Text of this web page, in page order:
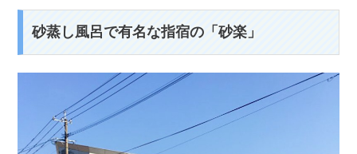
砂蒸し風呂で有名な指宿の「砂楽」